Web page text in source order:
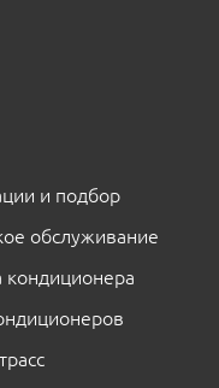
и подбор
обслуживание
кондиционера